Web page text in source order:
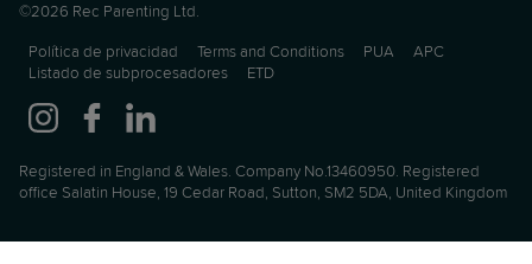
©2026 Rec Parenting Ltd.
Política de privacidad Terms and Conditions PUA
APC
Listado de subprocesadores
ETD
Registered in England & Wales. Company No.13460950. Registered
office Salatin House, 19 Cedar Road, Sutton, SM2 5DA, United Kingdom